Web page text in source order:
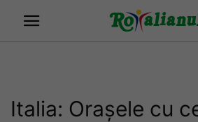
Italia: Orașele cu